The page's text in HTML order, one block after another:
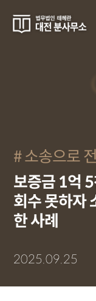
소송으로
보증금 1억
회수 못하자
한 사례
2025.09.25